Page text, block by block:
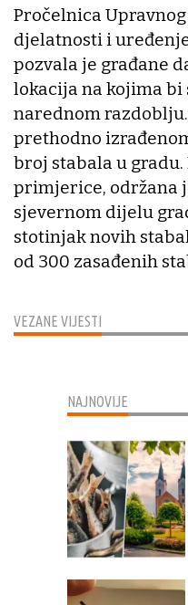
VEZANE VIJESTI
Pročelnica
djelatnosti i
pozvala je građane
lokacija na kojima bi
narednom
prethodno
broj stabala u gradu.
primjerice, održana
sjevernom dijelu
stotinjak novih
od 300 zasađenih
NAJNOVIJE